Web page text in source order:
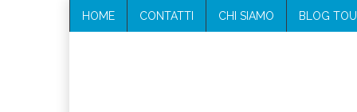
HOME CONTATTI CHI SIAMO BLOG